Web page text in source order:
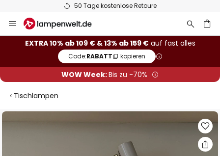
50 Tage kostenlose Retoure
Inhalt
springen
EXTRA 10% ab 109 € & 13% ab 159 €auf fast alles
Code:RABATT kopieren
WOW Week:Bis zu -70%
Tischlampen
Zum